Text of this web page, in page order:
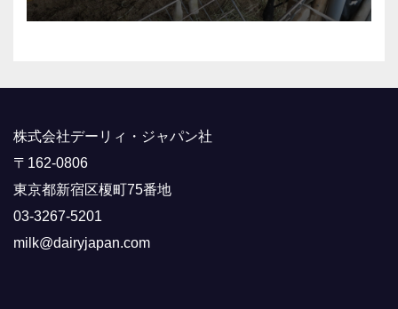
株式会社デーリィ・ジャパン社
〒162-0806
東京都新宿区榎町75番地
03-3267-5201
milk@dairyjapan.com